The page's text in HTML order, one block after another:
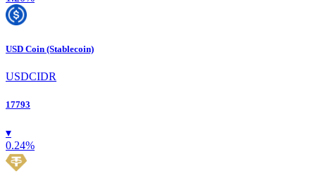
USD Coin (Stablecoin)
USDCIDR
17793
▾
0.24%